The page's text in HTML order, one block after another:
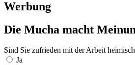
Werbung
Die Mucha macht
Sind Sie zufrieden mit der Arbeit
Auswahlmöglichkeiten
Ja